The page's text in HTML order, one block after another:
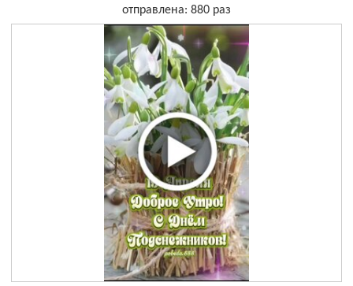
отправлена: 880 раз